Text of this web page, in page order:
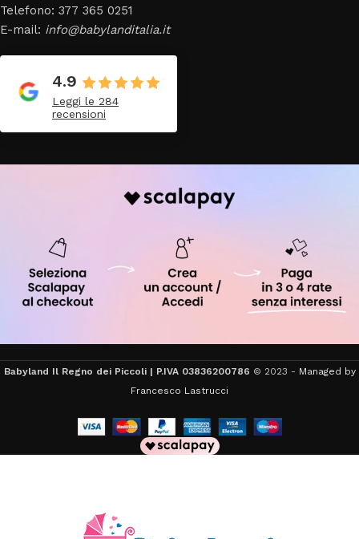
Telefono: 377 365 0251
E-mail: info@babylanditalia.it
4.9
Leggi le 284
recensioni
Babyland Il Regno dei Piccoli | P.IVA 03836200786 © 2023 - Managed by
Francesco Lastrucci